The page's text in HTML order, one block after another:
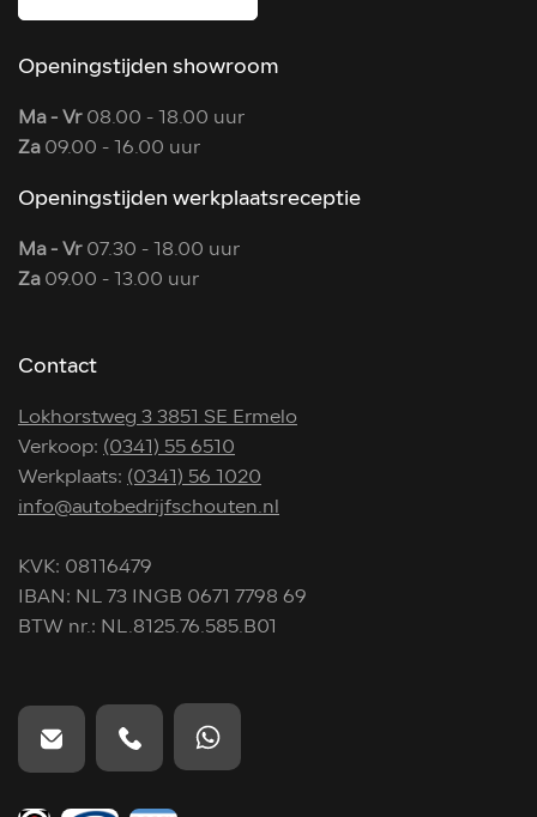
Openingstijden showroom
Ma - Vr 08.00 - 18.00 uur
Za 09.00 - 16.00 uur
Openingstijden werkplaatsreceptie
Ma - Vr 07.30 - 18.00 uur
Za 09.00 - 13.00 uur
Contact
Lokhorstweg 3 3851 SE Ermelo
Verkoop: (0341) 55 6510
Werkplaats: (0341) 56 1020
info@autobedrijfschouten.nl
KVK: 08116479
IBAN: NL 73 INGB 0671 7798 69
BTW nr.: NL.8125.76.585.B01